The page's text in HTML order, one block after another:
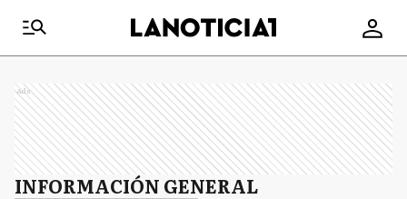
Ads
INFORMACIÓN GENERAL